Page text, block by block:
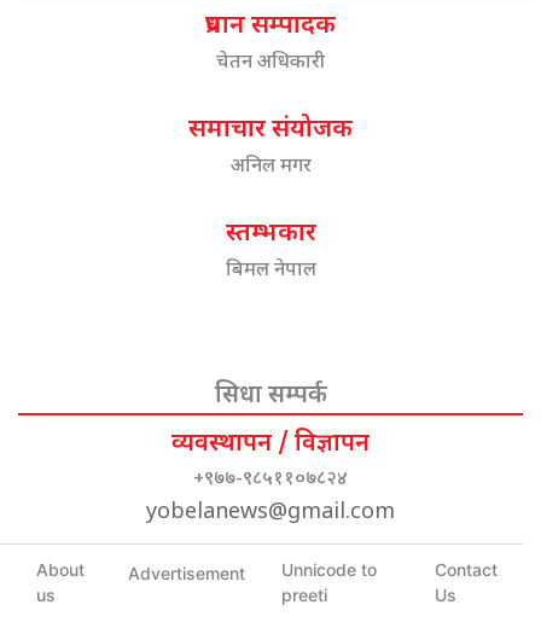
प्रधान सम्पादक
चेतन अधिकारी
समाचार संयोजक
अनिल मगर
स्तम्भकार
बिमल नेपाल
सिधा सम्पर्क
व्यवस्थापन / विज्ञापन
+९७७-९८५११०७८२४
yobelanews@gmail.com
About
us
Advertisement
Unnicode to
preeti
Contact
Us